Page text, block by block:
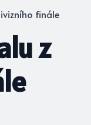
finále
z